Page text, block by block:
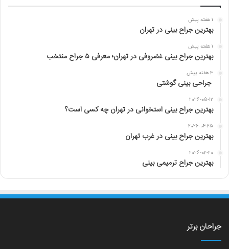
1 هفته پیش
بهترین جراح بینی در تهران
1 هفته پیش
بهترین جراح بینی غضروفی در تهران؛ معرفی ۵ جراح منتخب
3 هفته پیش
جراحی بینی گوشتی
2026-05-12
بهترین جراح بینی استخوانی در تهران چه کسی است؟
2026-04-25
بهترین جراح بینی در غرب تهران
2026-02-20
بهترین جراح ترمیمی بینی
جراحان برتر